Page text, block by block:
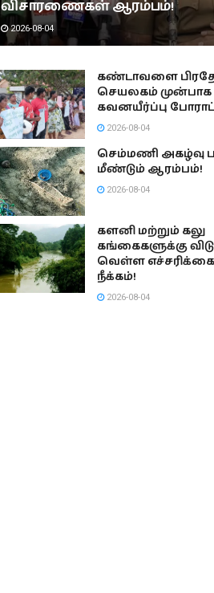
விசாரணைகள் ஆரம்பம்!
2026-08-04
கண்டாவளை
செயலகம்
கவனயீர்ப்பு
2026-08-04
செம்மணி அகழ்வு
மீண்டும் ஆரம்பம்!
2026-08-04
களனி மற்றும் கலு
கங்கைகளுக்கு
வெள்ள
நீக்கம்!
2026-08-04